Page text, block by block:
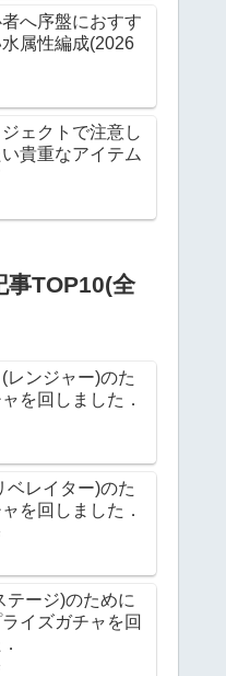
へ序盤におすす
属性編成(2026
ェクトで注意し
貴重なアイテム
事TOP10(全
レンジャー)のた
を回しました．
ベレイター)のた
を回しました．
テージ)のために
イズガチャを回